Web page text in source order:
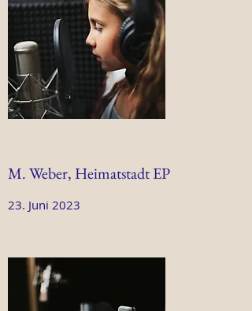
M. Weber, Heimatstadt EP
23. Juni 2023